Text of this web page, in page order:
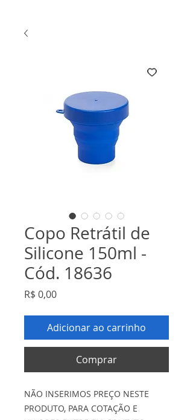
Copo Retrátil de
Silicone 150ml -
Cód. 18636
R$ 0,00Preço
Adicionar ao carrinho
Comprar
NÃO INSERIMOS PREÇO NESTE
PRODUTO, PARA COTAÇÃO E